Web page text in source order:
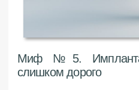
Миф №5.
слишком дорого